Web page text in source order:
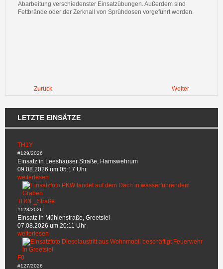
Abarbeitung verschiedenster Einsatzübungen. Außerdem sind
Fettbrände oder der Zerknall von Sprühdosen vorgeführt worden.
Zurück Weiter
LETZTE EINSÄTZE
TH1Y
#129/2026
Einsatz in Leeshauser Straße, Hamswehrum
09.08.2026 um 05:17 Uhr
weiterlesen
THÖL_Straße
#128/2026
Einsatz in Mühlenstraße, Greetsiel
07.08.2026 um 20:11 Uhr
weiterlesen
F0
#127/2026